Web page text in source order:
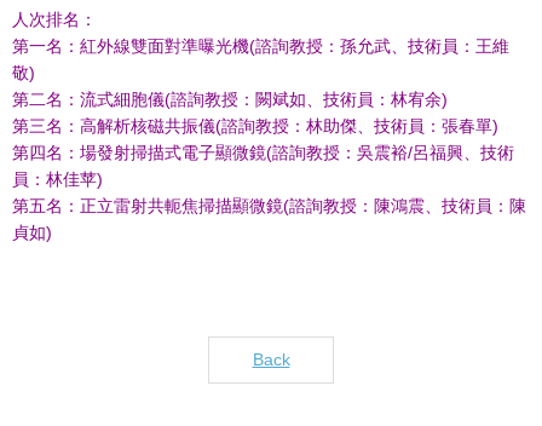
人次排名：
第一名：紅外線雙面對準曝光機(諮詢教授：孫允武、技術員：王維
敬)
第二名：流式細胞儀(諮詢教授：闕斌如、技術員：林宥余)
第三名：高解析核磁共振儀(諮詢教授：林助傑、技術員：張春單)
第四名：場發射掃描式電子顯微鏡(諮詢教授：吳震裕/呂福興、技術
員：林佳苹)
第五名：正立雷射共軛焦掃描顯微鏡(諮詢教授：陳鴻震、技術員：陳
貞如)
Back